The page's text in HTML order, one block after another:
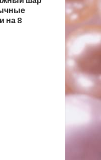
на 8